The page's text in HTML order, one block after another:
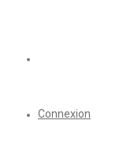
Connexion